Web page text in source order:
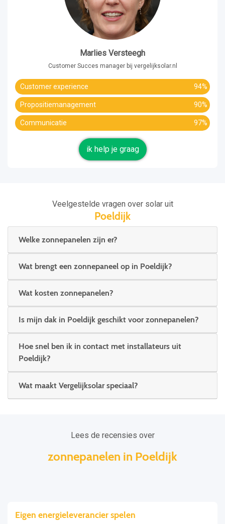
Marlies Versteegh
Customer Succes manager bij vergelijksolar.nl
Customer experience 94%
Propositiemanagement 90%
Communicatie 97%
ik help je graag
Veelgestelde vragen over solar uit
Poeldijk
Welke zonnepanelen zijn er?
Wat brengt een zonnepaneel op in Poeldijk?
Wat kosten zonnepanelen?
Is mijn dak in Poeldijk geschikt voor zonnepanelen?
Hoe snel ben ik in contact met installateurs uit
Poeldijk?
Wat maakt Vergelijksolar speciaal?
Lees de recensies over
zonnepanelen in Poeldijk
Eigen energieleverancier spelen